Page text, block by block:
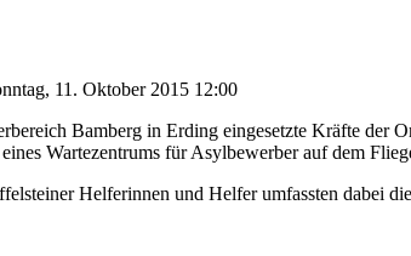
11. Oktober 2015 12:00
Wartezentrums für Asylbewerber auf dem
Helferinnen und Helfer umfassten dabei